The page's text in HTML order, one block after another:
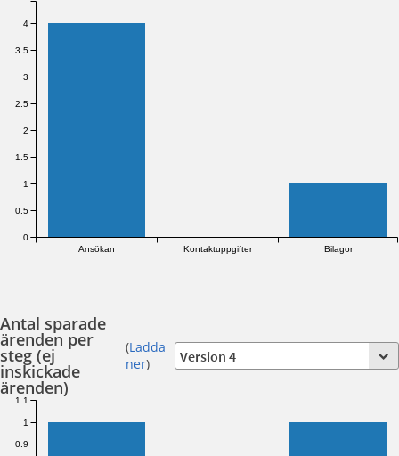
Ansökan Kontaktuppgifter Bilagor
0
0.5
1
1.5
2
2.5
3
3.5
4
Antal sparade
ärenden per
steg (ej
inskickade
ärenden)
(Ladda
ner)
0.9
1
1.1